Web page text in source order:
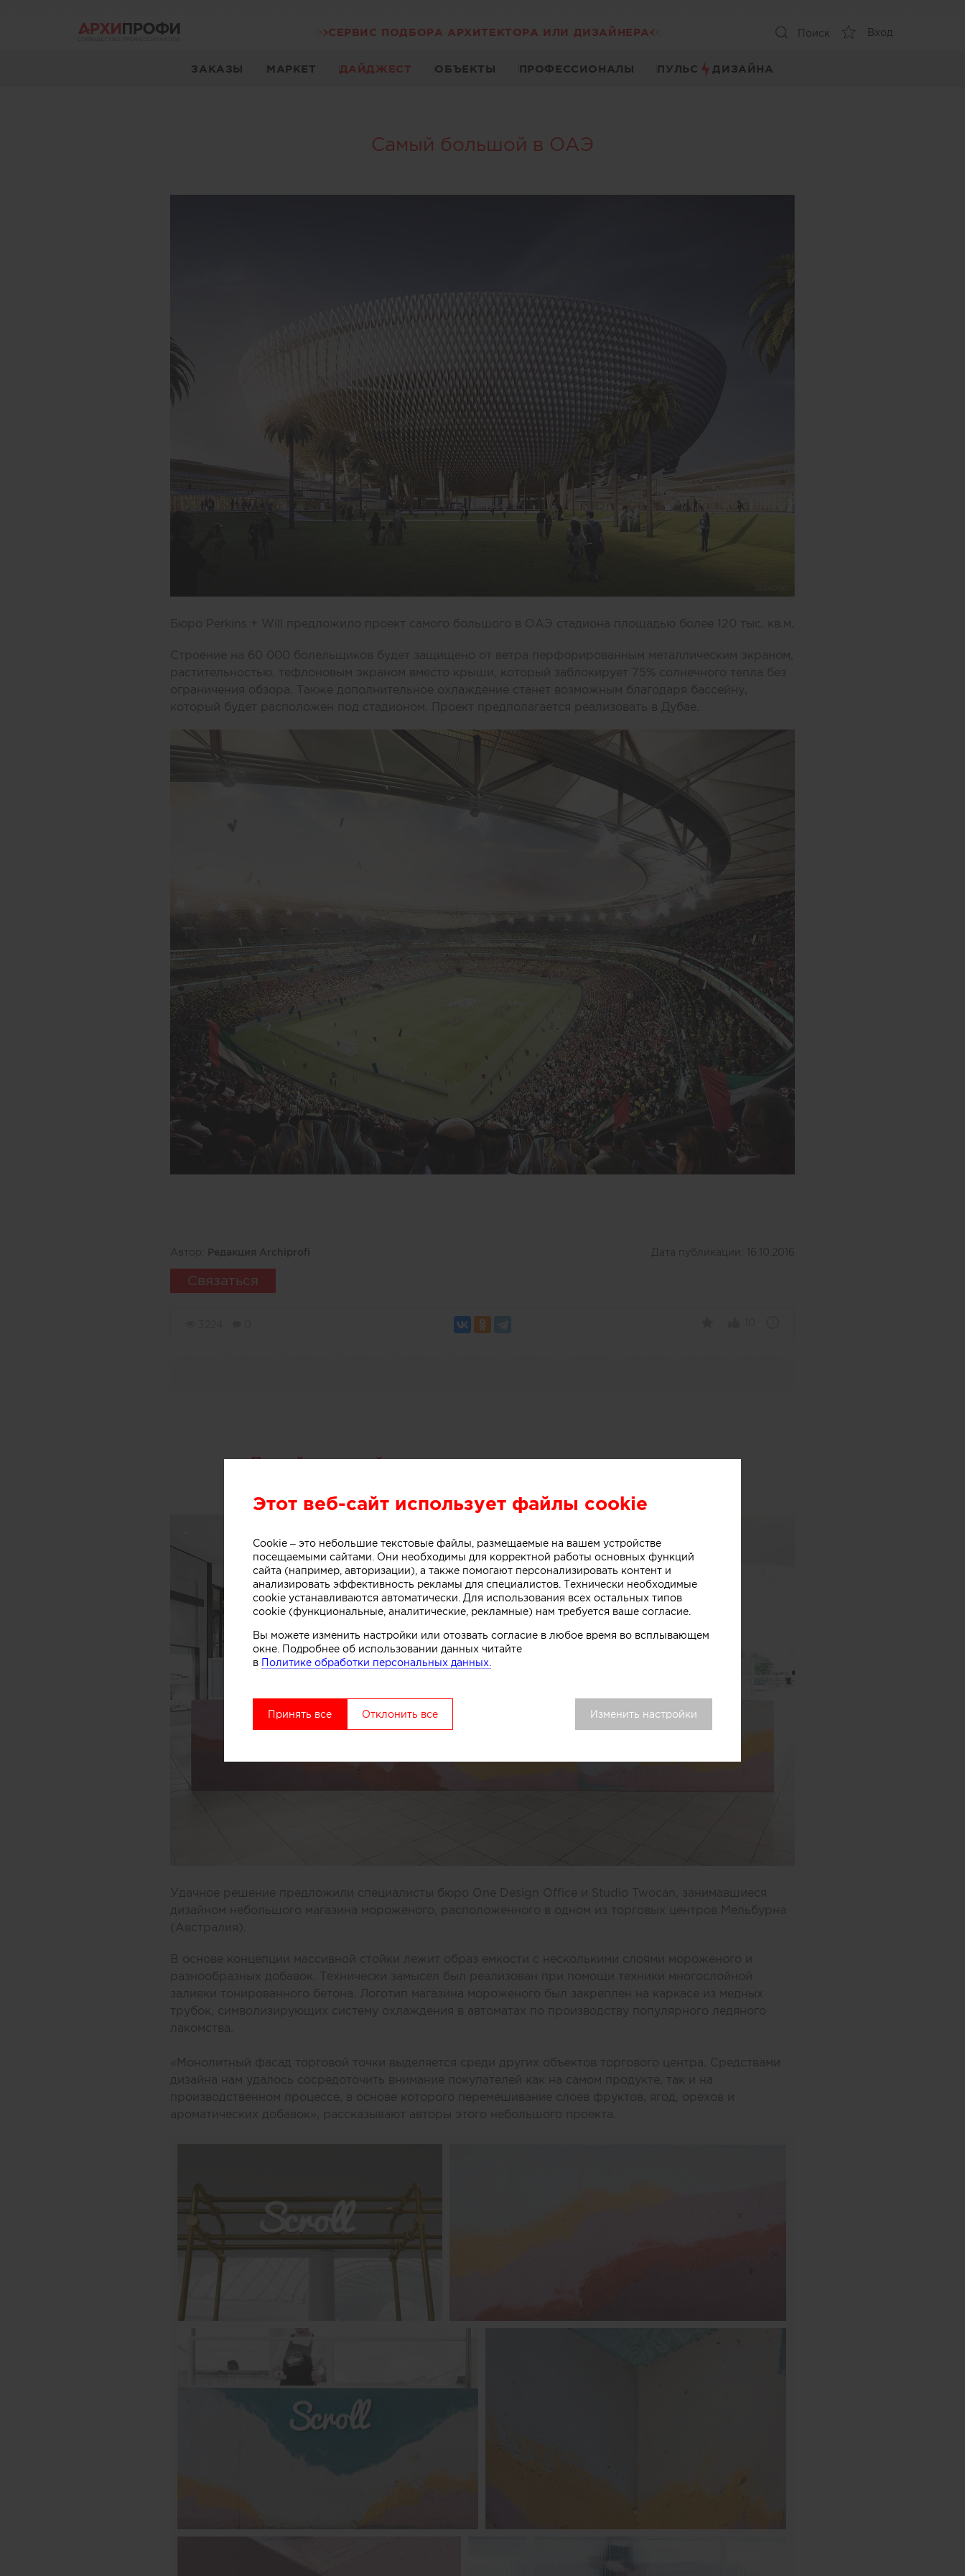
СЕРВИС ПОДБОРА АРХИТЕКТОРА ИЛИ ДИЗАЙНЕРА Поиск Вход
ЗАКАЗЫ МАРКЕТ ДАЙДЖЕСТ ОБЪЕКТЫ ПРОФЕССИОНАЛЫ ПУЛЬС ДИЗАЙНА
Самый большой в ОАЭ
Бюро Perkins + Will предложило проект самого большого в ОАЭ стадиона площадью более 120 тыс. кв.м.
Строение на 60 000 болельщиков будет защищено от ветра перфорированным металлическим экраном,
растительностью, тефлоновым экраном вместо крыши, который заблокирует 75% солнечного тепла без
ограничения обзора. Также дополнительное охлаждение станет возможным благодаря бассейну,
который будет расположен под стадионом. Проект предполагается реализовать в Дубае.
Автор: Редакция Archiprofi Дата публикации: 16.10.2016
Связаться
Дизайнерский прилавок в магазине мороженого
Удачное решение предложили специалисты бюро One Design Office и Studio Twocan, занимавшиеся
дизайном небольшого магазина мороженого, расположенного в одном из торговых центров Мельбурна
(Австралия).
В основе концепции массивной стойки лежит образ емкости с несколькими слоями мороженого и
разнообразных добавок. Технически замысел был реализован при помощи техники многослойной
заливки тонированного бетона. Логотип магазина мороженого был закреплен на каркасе из медных
трубок, символизирующих систему охлаждения в автоматах по производству популярного ледяного
лакомства.
«Монолитный фасад торговой точки выделяется среди других объектов торгового центра. Средствами
дизайна нам удалось сосредоточить внимание покупателей как на самом продукте, так и на
производственном процессе, в основе которого перемешивание слоев фруктов, ягод, орехов и
ароматических добавок», рассказывают авторы этого небольшого проекта.
Этот веб-сайт использует файлы cookie
Cookie – это небольшие текстовые файлы, размещаемые на вашем устройстве
посещаемыми сайтами. Они необходимы для корректной работы основных функций
сайта (например, авторизации), а также помогают персонализировать контент и
анализировать эффективность рекламы для специалистов. Технически необходимые
cookie устанавливаются автоматически. Для использования всех остальных типов
cookie (функциональные, аналитические, рекламные) нам требуется ваше согласие.
Вы можете изменить настройки или отозвать согласие в любое время во всплывающем
окне. Подробнее об использовании данных читайте
в Политике обработки персональных данных.
Принять все Отклонить все Изменить настройки